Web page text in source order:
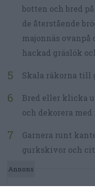
botten och bred
de återstående
majonnäs ovanpå
hackad gräslök
Skala räkorna till
Bred eller klicka
och dekorera med
Garnera runt
gurkskivor och